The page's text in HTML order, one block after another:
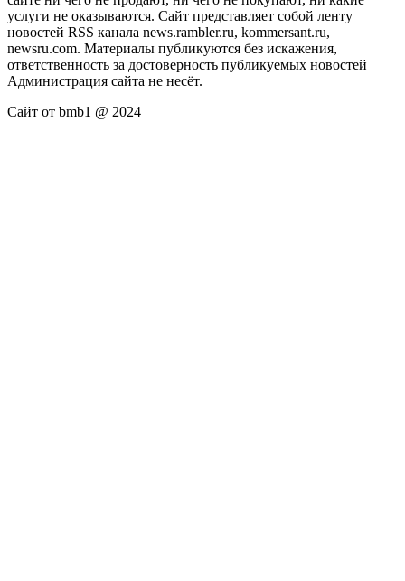
услуги не оказываются. Сайт представляет собой ленту
новостей RSS канала news.rambler.ru, kommersant.ru,
newsru.com. Материалы публикуются без искажения,
ответственность за достоверность публикуемых новостей
Администрация сайта не несёт.
Сайт от bmb1 @ 2024